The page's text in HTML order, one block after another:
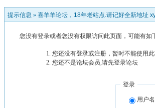
提示信息 » 喜羊羊论坛，18年老站点.请记好全新地址
您没有登录或者您没有权限访问此页面，可能有如
您还没有登录或注册，暂时不能使用
您还不是论坛会员,请先登录论坛
登录
用户名